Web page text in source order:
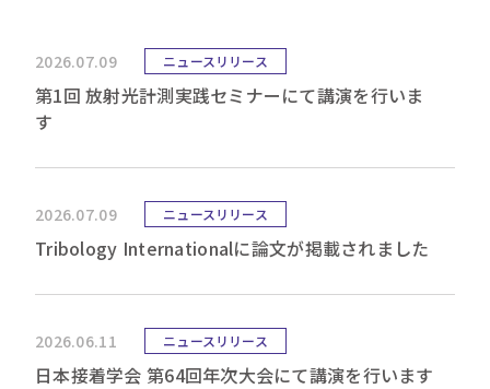
2026.07.09 ニュースリリース
第1回 放射光計測実践セミナーにて講演を行いま
す
2026.07.09 ニュースリリース
Tribology Internationalに論文が掲載されました
2026.06.11 ニュースリリース
日本接着学会 第64回年次大会にて講演を行います